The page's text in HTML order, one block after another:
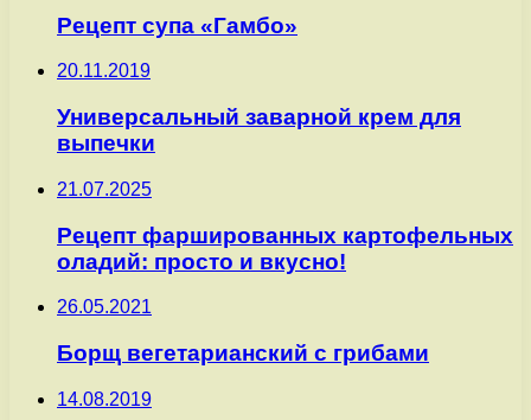
Рецепт супа «Гамбо»
20.11.2019
Универсальный заварной крем для
выпечки
21.07.2025
Рецепт фаршированных картофельных
оладий: просто и вкусно!
26.05.2021
Борщ вегетарианский с грибами
14.08.2019